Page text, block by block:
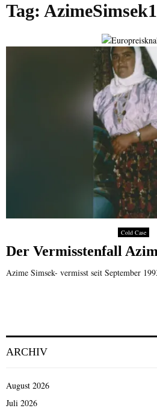
Tag:
Cold Case
Der Vermisstenfall
Azime Simsek- vermisst seit September
ARCHIV
August 2026
Juli 2026